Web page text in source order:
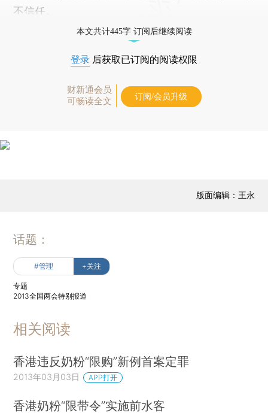
不信任。
本文共计445字 订阅后继续阅读
登录 后获取已订阅的阅读权限
财新通会员
可畅读全文
订阅/会员升级
版面编辑：王永
话题：
#管理 +关注
专题
2013全国两会特别报道
相关阅读
香港违反奶粉“限购”新例首案定罪
2013年03月03日 APP打开
香港奶粉“限带令”实施前水客